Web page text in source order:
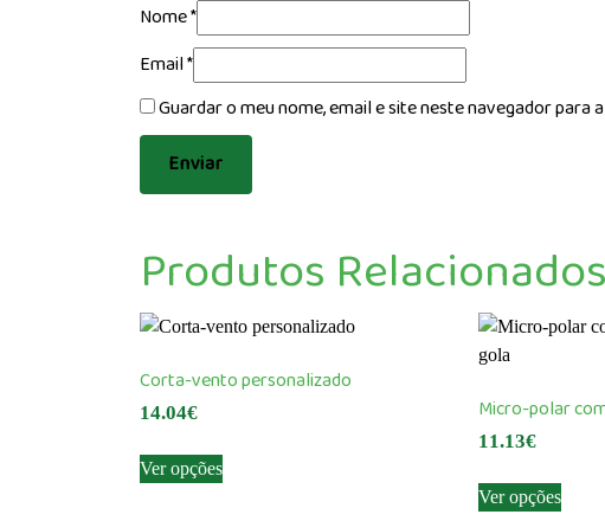
Nome*
Email*
Guardar o meu nome, email e site neste navegador para
Produtos Relacionados
Corta-vento personalizado
14.04€
Ver opçõesproduct
Micro-polar
11.13€
Ver opções